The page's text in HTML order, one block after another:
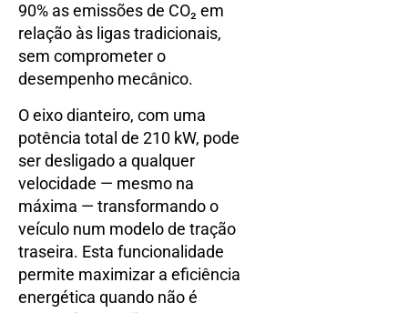
90% as emissões de CO₂ em
relação às ligas tradicionais,
sem comprometer o
desempenho mecânico.
O eixo dianteiro, com uma
potência total de 210 kW, pode
ser desligado a qualquer
velocidade — mesmo na
máxima — transformando o
veículo num modelo de tração
traseira. Esta funcionalidade
permite maximizar a eficiência
energética quando não é